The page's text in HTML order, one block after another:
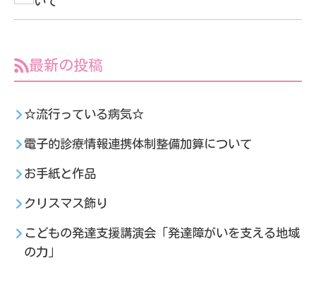
最新の投稿
☆流行っている病気☆
電子的診療情報連携体制整備加算について
お手紙と作品
クリスマス飾り
こどもの発達支援講演会「発達障がいを支える地域
の力」